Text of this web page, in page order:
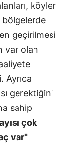
köyler
bölgelerde
geçirilmesi
var olan
Ayrıca
gerektiğini
sahip
çok
var"